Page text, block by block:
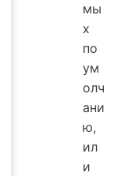
мы
х
по
ум
олч
ани
ю,
ил
и